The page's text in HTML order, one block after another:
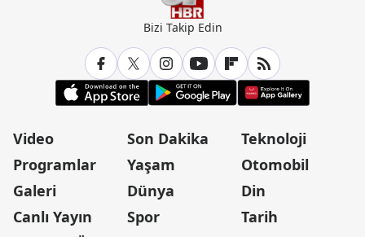
Bizi Takip Edin
Video
Programlar
Galeri
Canlı Yayın
Son Dakika
Yaşam
Dünya
Spor
Teknoloji
Otomobil
Din
Tarih